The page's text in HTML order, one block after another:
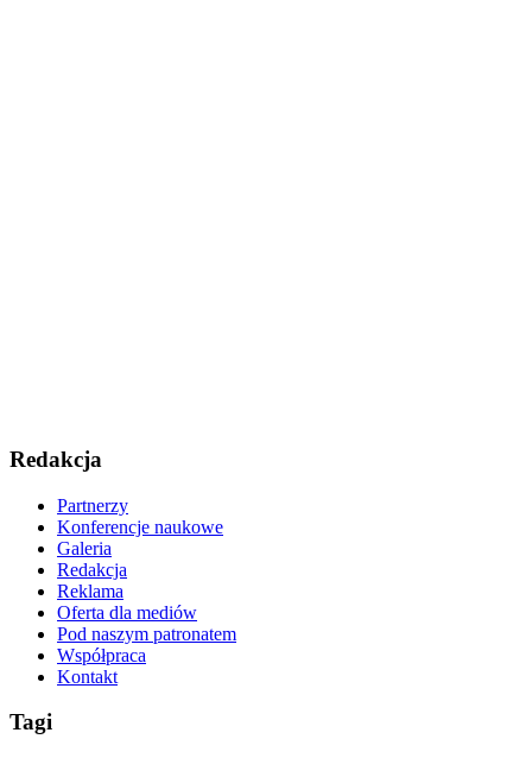
Redakcja
Partnerzy
Konferencje naukowe
Galeria
Redakcja
Reklama
Oferta dla mediów
Pod naszym patronatem
Współpraca
Kontakt
Tagi